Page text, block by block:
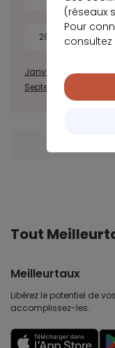
2022
Janvier Février
Septembre
Tout
Meilleurtaux
Libérez le potentiel de
accomplissez-les.
(réseaux
Pour
consultez